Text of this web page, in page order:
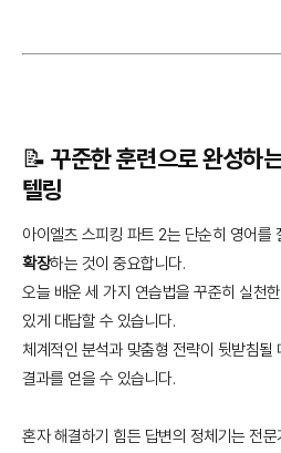
📝 꾸준한 훈련으로 완성하
텔링
아이엘츠 스피킹 파트 2는 단순히 영어를
확장하는 것이 중요합니다.
오늘 배운 세 가지 연습법을 꾸준히 실천
있게 대답할 수 있습니다.
체계적인 분석과 맞춤형 전략이 뒷받침될
결과를 얻을 수 있습니다.
혼자 해결하기 힘든 답변의 정체기는 전